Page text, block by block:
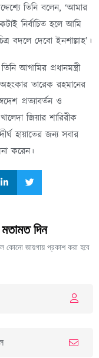
তিনি বলেন, ‘আমার
নির্বাচিত হলে আমি
বদলে দেবো ইনশাল্লাহ’।
আগামির প্রধানমন্ত্রী
তারেক রহমানের
প্রত্যাবর্তন ও
জিয়ার শারিরীক
হায়াতের জন্য সবার
করেন।
দিন
কোনো জায়গায় প্রকাশ করা হবে